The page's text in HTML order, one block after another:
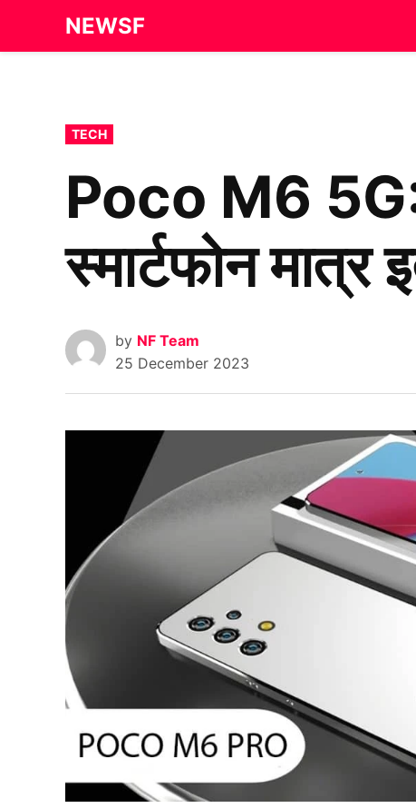
NEWSF
POSTED
IN
TECH
Poco M6
स्मार्टफोन
by NF Team
25 December 2023